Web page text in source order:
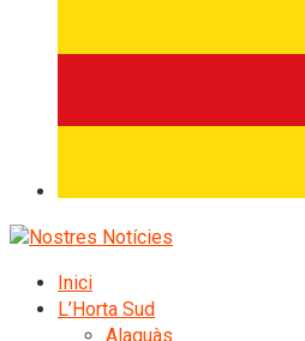
Inici
L’Horta Sud
Alaquàs